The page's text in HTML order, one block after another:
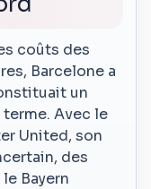
coûts des
Barcelone a
un
Avec le
United, son
des
Bayern